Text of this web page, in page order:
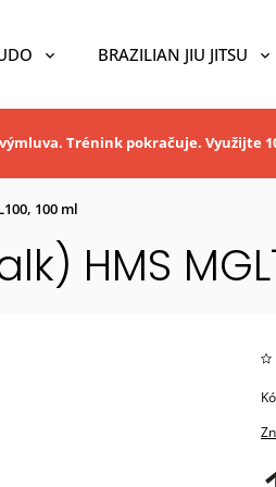
BRAZILIAN JIU JITSU
Trénink pokračuje. Využijte
100 ml
HMS